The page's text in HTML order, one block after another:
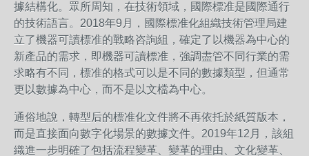
據結構化。眾所周知，在技術領域，國際標准是國際通行
的技術語言。2018年9月，國際標准化組織技術管理局建
立了機器可讀標准的戰略咨詢組，確定了以機器為中心的
新產品的需求，即機器可讀標准，強調盡管不同行業的需
求略有不同，標准的格式可以是不同的數據類型，但通常
更以數據為中心，而不是以文檔為中心。
通俗地說，轉型后的標准化文件將不再依托於紙質版本，
而是直接面向數字化場景的數據文件。2019年12月，該組
織進一步明確了包括流程變革、變革的理由、文化變革、